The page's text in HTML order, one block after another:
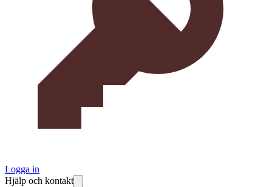
Logga in
Hjälp och kontakt